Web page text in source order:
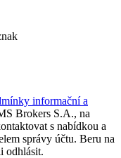
informační a
Brokers S.A., na
s nabídkou a
správy účtu. Beru na
odhlásit.